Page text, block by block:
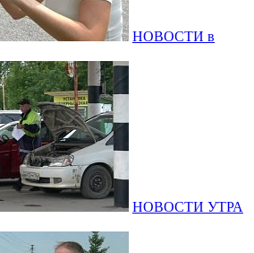
НОВОСТИ в
НОВОСТИ УТРА